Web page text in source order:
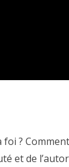
? Comment
et de